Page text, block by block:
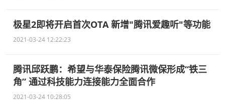
极星2即将开启首次OTA 新增"腾讯爱趣听"等功能
2021-03-24 12:22:23
腾讯邱跃鹏：希望与华泰保险腾讯微保形成“铁三
角” 通过科技能力连接能力全面合作
2021-03-24 10:28:05